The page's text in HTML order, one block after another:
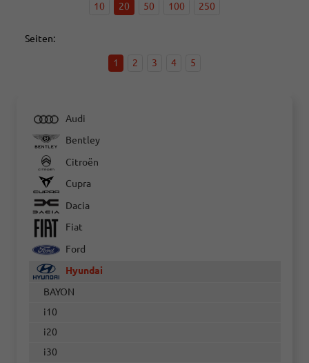
10 20 50 100 250
Seiten:
1 2 3 4 5
Audi
Bentley
Citroën
Cupra
Dacia
Fiat
Ford
Hyundai
BAYON
i10
i20
i30